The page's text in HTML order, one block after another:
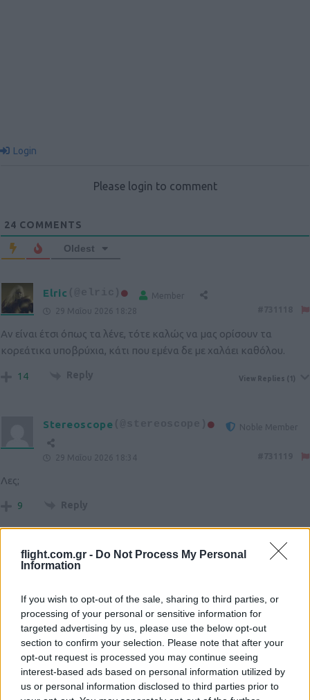
flight.com.gr - Do Not Process My Personal
Information
If you wish to opt-out of the sale, sharing to third parties, or
processing of your personal or sensitive information for
targeted advertising by us, please use the below opt-out
section to confirm your selection. Please note that after your
opt-out request is processed you may continue seeing
interest-based ads based on personal information utilized by
us or personal information disclosed to third parties prior to
Login
Please login to comment
24 COMMENTS
Oldest
Elric (@elric)
Member
29 Μαΐου 2026 18:28
Αν είναι έτσι όπως τα λένε, τότε καλώς να μας ορίσουν τα
κορεάτικα υποβρύχια, κάτι που εμένα δε με χαλάει καθόλου.
14 Reply View Replies (1)
Stereoscope Noble Member
29 Μαΐου 2026 18:34
Λες;
9 Reply
antonios(@antonios)
Active Member
Αν θελουν οι Ν.Κορεατες τα υποβρυχια και τα αποβατικα εμεις
θελουμε τα KDX-III Batch I συν ενα ακομα για να αναστησουμε τα
“ΘΗΡΙΑ”. Ιδου η Ροδος , ιδου και το πηδημα.
0 Reply View Replies